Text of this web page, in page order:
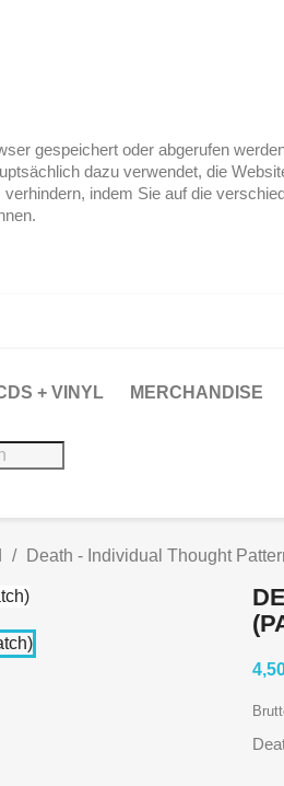
gespeichert oder abgerufen
dazu verwendet, die
indem Sie auf die
+ VINYL MERCHANDISE
Death - Individual Thought